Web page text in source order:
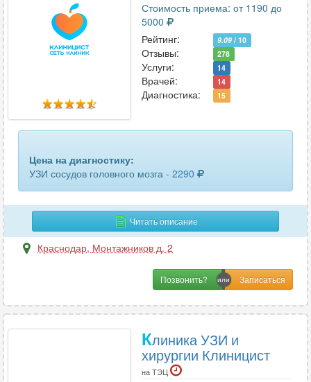
матки и придатков
матки и придатков трансвагинальное
молочных желез
мочеточников
мягких тканей шеи
27
органов брюшной полости 59
органов малого таза трансвагинальное
Стоимость приема: от 1190 до
5000
Рейтинг:
9.09 / 10
Отзывы: 278
Услуги: 14
Врачей: 14
Диагностика: 15
Цена на диагностику:
УЗИ сосудов головного мозга - 2290
Читать описание
Краснодар, Монтажников д. 2
Позвонить?
Клиника УЗИ и
хирургии Клиницист
на ТЭЦ